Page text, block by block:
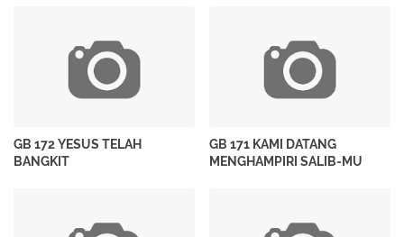
GB 172 YESUS TELAH
BANGKIT
GB 171 KAMI DATANG
MENGHAMPIRI SALIB-MU